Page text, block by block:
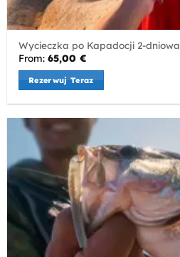
Wycieczka po Kapadocji 2-dniowa
From:65,00€
Rezerwuj Teraz